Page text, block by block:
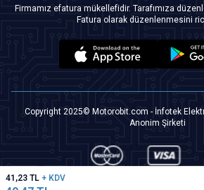
41,23 TL + KDV
Firmamız efatura mükellefidir. Tarafımıza
Fatura olarak düzenlenmesini
Copyright 2025© Motorobit.com - İnfotek
Anonim Şirketi